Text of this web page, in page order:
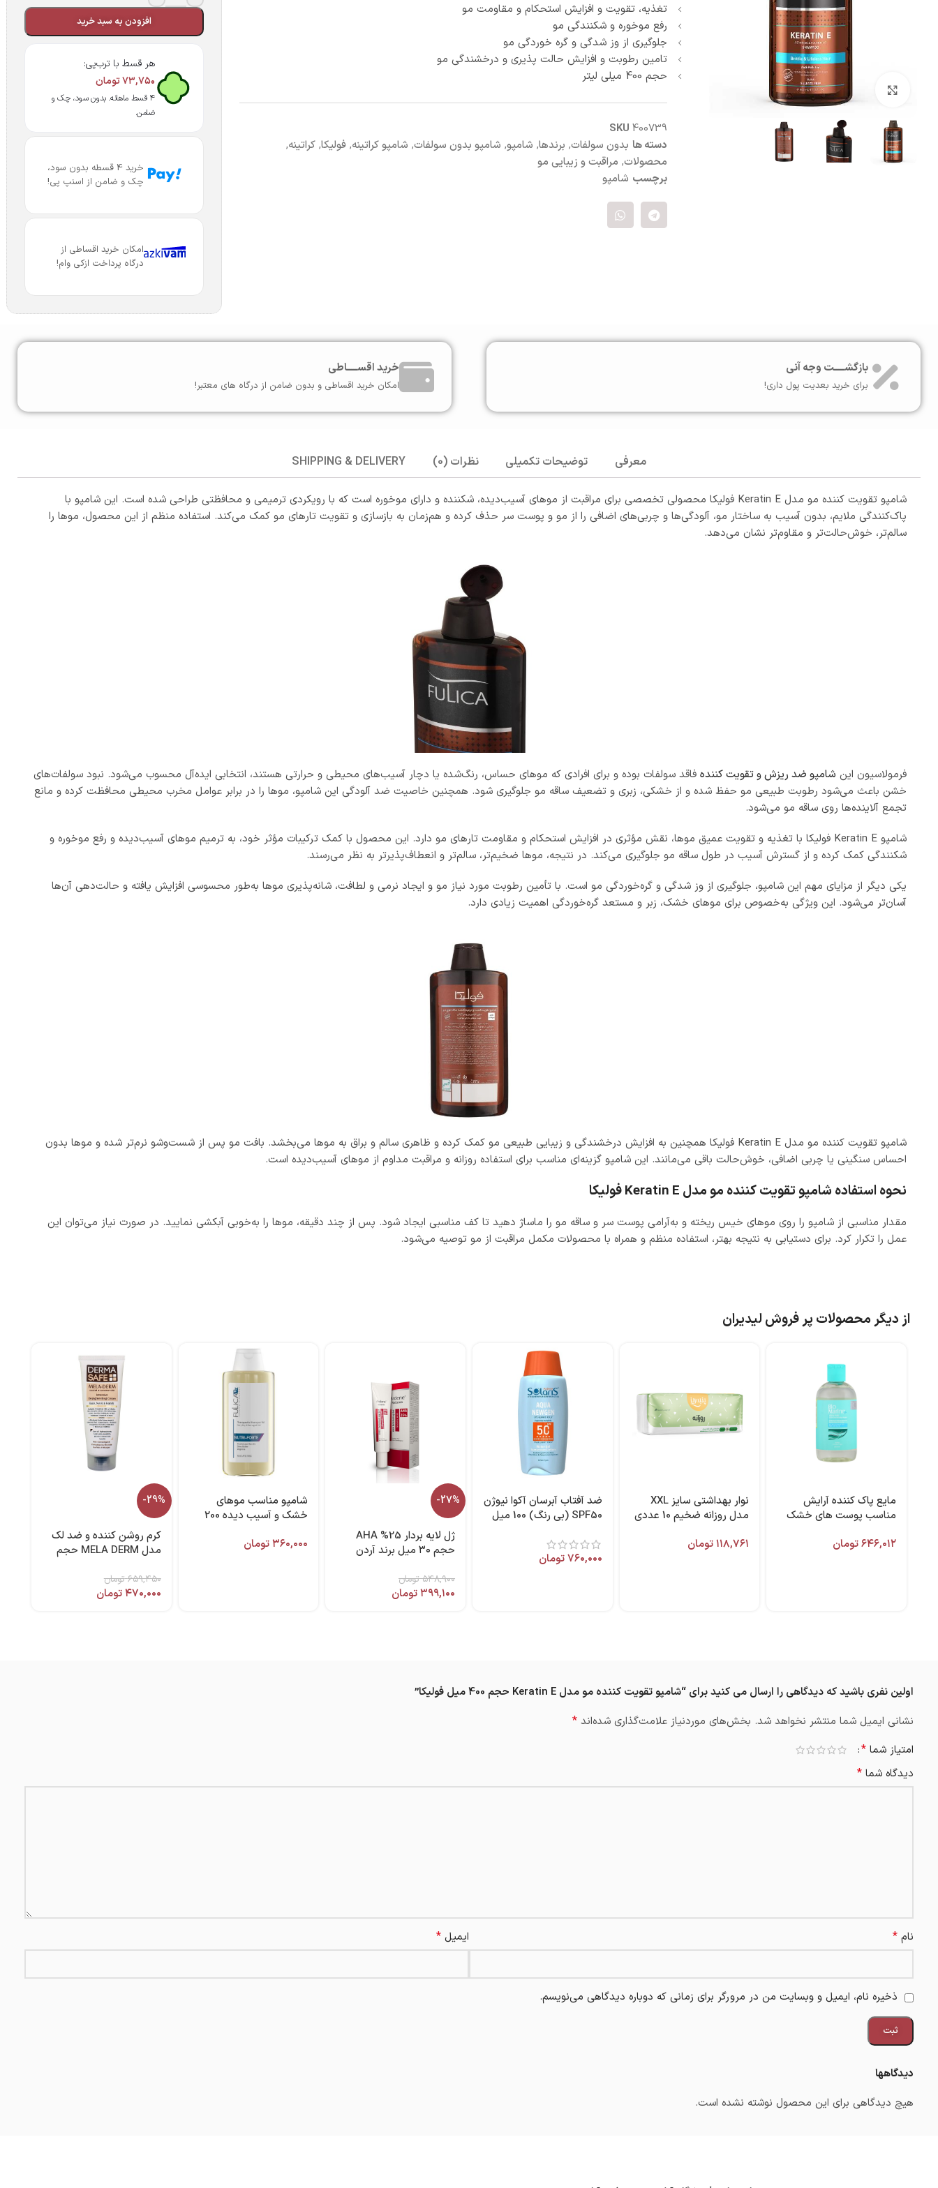
سفت کننده صورت
درمان منافذ باز
ست مراقبت صورت
پنبه و پد آرایش پاک کن
بزرگنمایی تصویر
تغذیه، تقویت و افزایش استحکام و مقاومت مو
رفع موخوره و شکنندگی مو
جلوگیری از وز شدگی و گره خوردگی مو
تامین رطوبت و افزایش حالت پذیری و درخشندگی مو
حجم 400 میلی لیتر
SKU 400739
دسته ها بدون سولفات, برندها, شامپو, شامپو بدون سولفات, شامپو کراتینه, فولیکا, کراتینه,
محصولات, مراقبت و زیبایی مو
برچسب شامپو
افزودن به سبد خرید
هر قسط با ترب‌پی:
۷۳,۷۵۰تومان
۴ قسط ماهانه. بدون سود، چک و
ضامن.
خرید 4 قسطه بدون سود،
چک و ضامن از اسنپ پی!
امکان خرید اقساطی از
درگاه پرداخت ازکی وام!
بازگشـــــت وجه آنی
برای خرید بعدیت پول داری!
خرید اقســـــاطی
امکان خرید اقساطی و بدون ضامن از درگاه های معتبر!
معرفی توضیحات تکمیلی نظرات (0) SHIPPING & DELIVERY
شامپو تقویت‌ کننده مو مدل Keratin E فولیکا محصولی تخصصی برای مراقبت از موهای آسیب‌دیده، شکننده و دارای موخوره است که با رویکردی ترمیمی و محافظتی طراحی شده است. این شامپو با
پاک‌کنندگی ملایم، بدون آسیب به ساختار مو، آلودگی‌ها و چربی‌های اضافی را از مو و پوست سر حذف کرده و هم‌زمان به بازسازی و تقویت تارهای مو کمک می‌کند. استفاده منظم از این محصول، موها را
سالم‌تر، خوش‌حالت‌تر و مقاوم‌تر نشان می‌دهد.
فرمولاسیون این شامپو ضد ریزش و تقویت کننده فاقد سولفات بوده و برای افرادی که موهای حساس، رنگ‌شده یا دچار آسیب‌های محیطی و حرارتی هستند، انتخابی ایده‌آل محسوب می‌شود. نبود سولفات‌های
خشن باعث می‌شود رطوبت طبیعی مو حفظ شده و از خشکی، زبری و تضعیف ساقه مو جلوگیری شود. همچنین خاصیت ضد آلودگی این شامپو، موها را در برابر عوامل مخرب محیطی محافظت کرده و مانع
تجمع آلاینده‌ها روی ساقه مو می‌شود.
شامپو Keratin E فولیکا با تغذیه و تقویت عمیق موها، نقش مؤثری در افزایش استحکام و مقاومت تارهای مو دارد. این محصول با کمک ترکیبات مؤثر خود، به ترمیم موهای آسیب‌دیده و رفع موخوره و
شکنندگی کمک کرده و از گسترش آسیب در طول ساقه مو جلوگیری می‌کند. در نتیجه، موها ضخیم‌تر، سالم‌تر و انعطاف‌پذیرتر به نظر می‌رسند.
یکی دیگر از مزایای مهم این شامپو، جلوگیری از وز شدگی و گره‌خوردگی مو است. با تأمین رطوبت مورد نیاز مو و ایجاد نرمی و لطافت، شانه‌پذیری موها به‌طور محسوسی افزایش یافته و حالت‌دهی آن‌ها
آسان‌تر می‌شود. این ویژگی به‌خصوص برای موهای خشک، زبر و مستعد گره‌خوردگی اهمیت زیادی دارد.
شامپو تقویت‌ کننده مو مدل Keratin E فولیکا همچنین به افزایش درخشندگی و زیبایی طبیعی مو کمک کرده و ظاهری سالم و براق به موها می‌بخشد. بافت مو پس از شست‌وشو نرم‌تر شده و موها بدون
احساس سنگینی یا چربی اضافی، خوش‌حالت باقی می‌مانند. این شامپو گزینه‌ای مناسب برای استفاده روزانه و مراقبت مداوم از موهای آسیب‌دیده است.
نحوه استفاده شامپو تقویت‌ کننده مو مدل Keratin E فولیکا
مقدار مناسبی از شامپو را روی موهای خیس ریخته و به‌آرامی پوست سر و ساقه مو را ماساژ دهید تا کف مناسبی ایجاد شود. پس از چند دقیقه، موها را به‌خوبی آبکشی نمایید. در صورت نیاز می‌توان این
عمل را تکرار کرد. برای دستیابی به نتیجه بهتر، استفاده منظم و همراه با محصولات مکمل مراقبت از مو توصیه می‌شود.
از دیگر محصولات پر فروش لیدیران
مایع پاک کننده آرایش
مناسب پوست های خشک
۶۴۶,۰۱۲تومان
نوار بهداشتی سایز XXL
مدل روزانه ضخیم 10 عددی
۱۱۸,۷۶۱تومان
ضد آفتاب آبرسان آکوا نیوژن
SPF50 (بی رنگ) 100 میل
۷۶۰,۰۰۰تومان
-27%
ژل لایه بردار 25% AHA
حجم ۳۰ میل برند آردن
۵۴۸,۹۰۰تومان
۳۹۹,۱۰۰تومان
شامپو مناسب موهای
خشک و آسیب دیده 200
۳۶۰,۰۰۰تومان
-29%
کرم روشن کننده و ضد لک
مدل MELA DERM حجم
۶۵۹,۴۵۰تومان
۴۷۰,۰۰۰تومان
دیدگاهها
هیچ دیدگاهی برای این محصول نوشته نشده است.
اولین نفری باشید که دیدگاهی را ارسال می کنید برای “شامپو تقویت‌ کننده مو مدل Keratin E حجم 400 میل فولیکا”
نشانی ایمیل شما منتشر نخواهد شد. بخش‌های موردنیاز علامت‌گذاری شده‌اند *
امتیاز شما *
دیدگاه شما *
نام * ایمیل *
ذخیره نام، ایمیل و وبسایت من در مرورگر برای زمانی که دوباره دیدگاهی می‌نویسم.